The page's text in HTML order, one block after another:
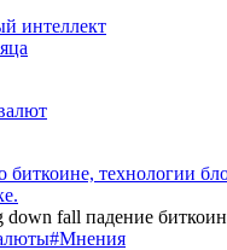
интеллект
биткоине, технологии
#Мнения